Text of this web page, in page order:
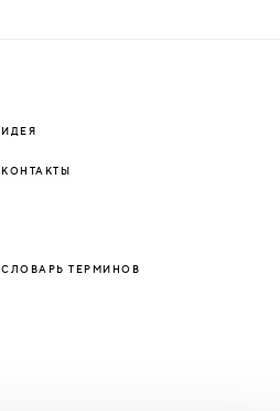
ИДЕЯ
КОНТАКТЫ
СЛОВАРЬ ТЕРМИНОВ